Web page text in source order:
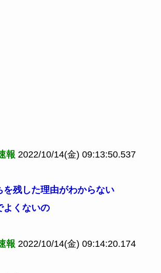
報 2022/10/14(金) 09:13:50.537
を残した理由がわからない
よくないの
報 2022/10/14(金) 09:14:20.174